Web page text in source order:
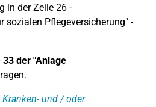
in der Zeile 26 -
sozialen Pflegeversicherung" -
33 der "Anlage
und / oder